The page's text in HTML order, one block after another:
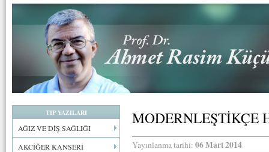
TIP YAZILARI
AĞIZ VE DİŞ SAĞLIĞI
AKCİĞER KANSERİ
MODERNLEŞTİKÇE
Yayınlanma tarihi: 06 Mart 2014